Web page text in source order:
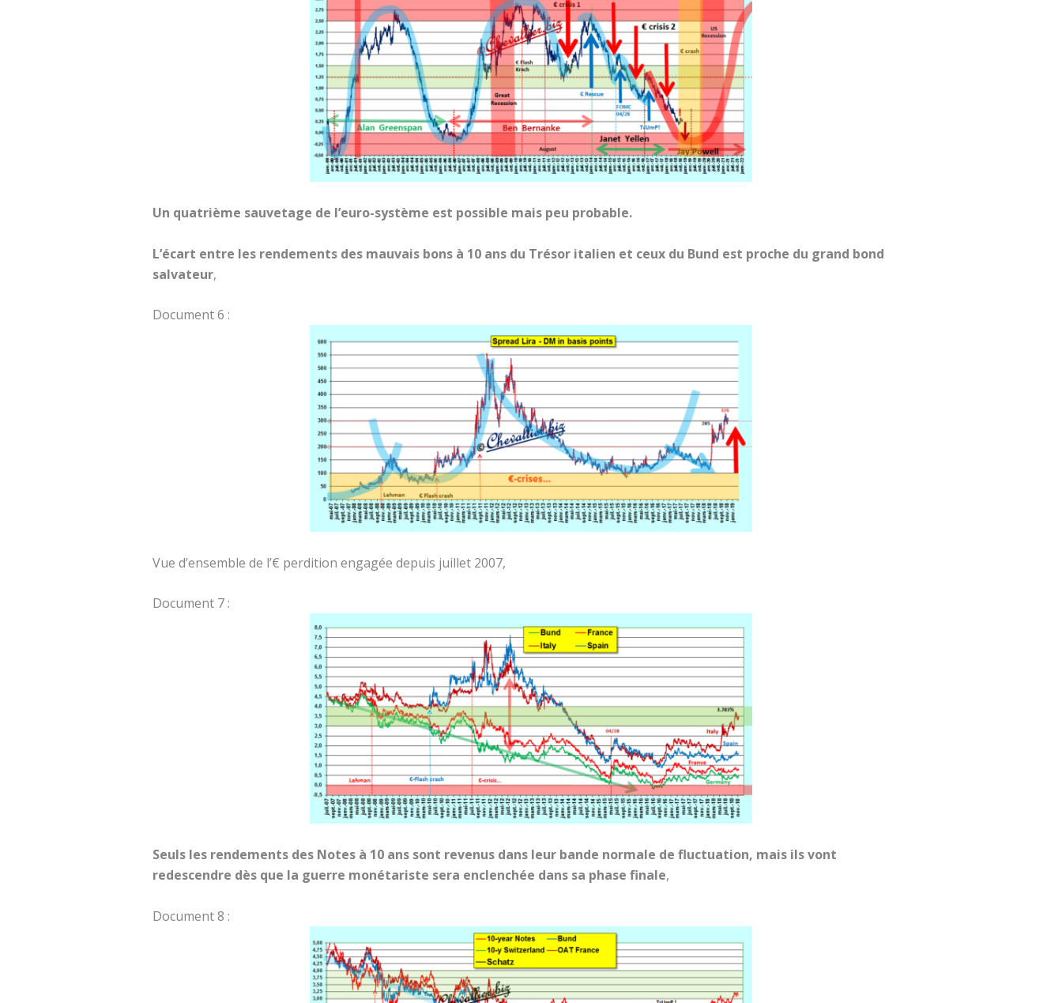
Un quatrième sauvetage de l’euro-système est possible mais peu probable.
L’écart entre les rendements des mauvais bons à 10 ans du Trésor italien et ceux du Bund est proche du grand bond
salvateur,
Document 6 :
Vue d’ensemble de l’€ perdition engagée depuis juillet 2007,
Document 7 :
Seuls les rendements des Notes à 10 ans sont revenus dans leur bande normale de fluctuation, mais ils vont
redescendre dès que la guerre monétariste sera enclenchée dans sa phase finale,
Document 8 :